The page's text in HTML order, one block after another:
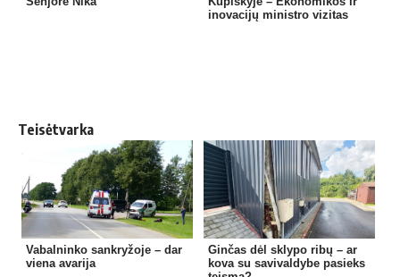
inovacijų ministro vizitas
Teisėtvarka
Vabalninko sankryžoje – dar
viena avarija
Ginčas dėl sklypo ribų – ar
kova su savivaldybe pasieks